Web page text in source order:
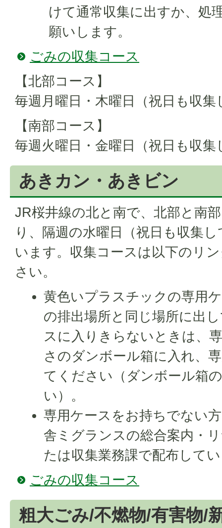
けて通常収集に出すか、処
願いします。
ごみの収集コース
【北部コース】
毎週月曜日・木曜日（祝日も収
【南部コース】
毎週火曜日・金曜日（祝日も収
あきカン・あきビン
JR桜井線の北と南で、北部と南
り、隔週の水曜日（祝日も収集
います。収集コースは以下のリ
さい。
黄色いプラスチックの専用
の排出場所と同じ場所に出
スに入りきらないときは、
さのダンボール箱に入れ、
てください（ダンボール箱
い）。
専用ケースをお持ちでない
舎ミグランスの総合案内・
たは収集業務課で配布して
ごみの収集コース
粗大ごみ/不燃物/有害物/